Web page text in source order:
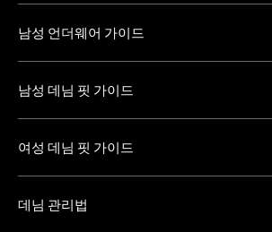
남성 언더웨어 가이드
남성 데님 핏 가이드
여성 데님 핏 가이드
데님 관리법